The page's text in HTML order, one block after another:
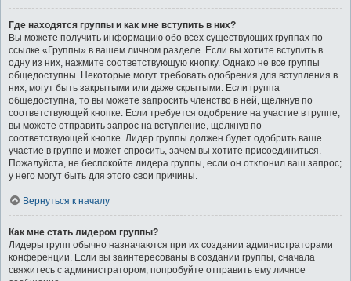
Где находятся группы и как мне вступить в них?
Вы можете получить информацию обо всех существующих группах по
ссылке «Группы» в вашем личном разделе. Если вы хотите вступить в
одну из них, нажмите соответствующую кнопку. Однако не все группы
общедоступны. Некоторые могут требовать одобрения для вступления в
них, могут быть закрытыми или даже скрытыми. Если группа
общедоступна, то вы можете запросить членство в ней, щёлкнув по
соответствующей кнопке. Если требуется одобрение на участие в группе,
вы можете отправить запрос на вступление, щёлкнув по
соответствующей кнопке. Лидер группы должен будет одобрить ваше
участие в группе и может спросить, зачем вы хотите присоединиться.
Пожалуйста, не беспокойте лидера группы, если он отклонил ваш запрос;
у него могут быть для этого свои причины.
Вернуться к началу
Как мне стать лидером группы?
Лидеры групп обычно назначаются при их создании администраторами
конференции. Если вы заинтересованы в создании группы, сначала
свяжитесь с администратором; попробуйте отправить ему личное